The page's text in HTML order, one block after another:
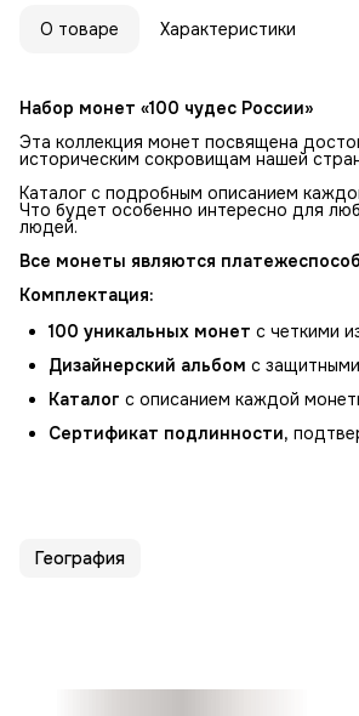
О товаре Характеристики
Набор монет «100 чудес России»
Эта коллекция монет посвящена
историческим сокровищам нашей
Каталог с подробным описанием
Что будет особенно интересно для
людей.
Все монеты являются
Комплектация:
100 уникальных монет с четкими
Дизайнерский альбом с
Каталог с описанием каждой
Сертификат подлинности,
География